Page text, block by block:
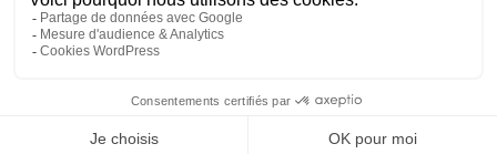
Contactez-nous-Mentions légales-CGV-Politique de
confidentialité-Gestion des cookies
Cedex 06